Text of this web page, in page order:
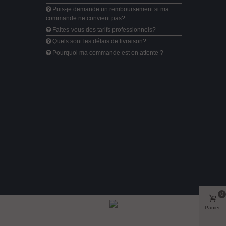
Puis-je demande un remboursement si ma
commande ne convient pas?
Faites-vous des tarifs professionnels?
Quels sont les délais de livraison?
Pourquoi ma commande est en attente ?
Panier
0